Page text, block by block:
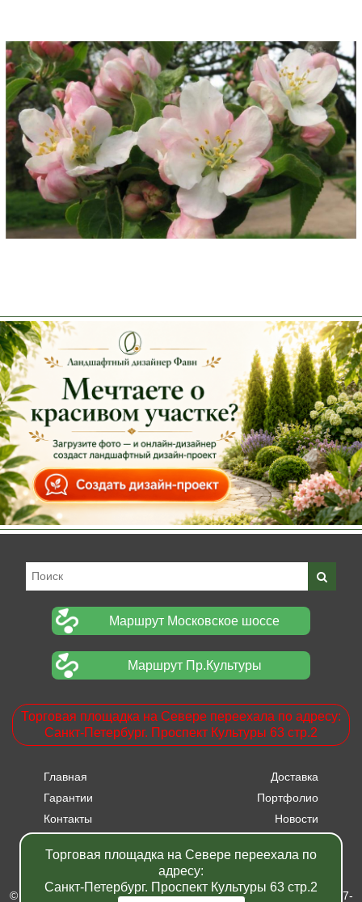
Маршрут Московское шоссе
Маршрут Пр.Культуры
Торговая площадка на Севере переехала по адресу:
Санкт-Петербург. Проспект Культуры 63 стр.2
Главная
Доставка
Гарантии
Портфолио
Контакты
Новости
Акции
© Питомник растений "Фавн" - Санкт-Петербург - Москва 2007-
Торговая площадка на Севере переехала по
адресу:
Санкт-Петербург. Проспект Культуры 63 стр.2